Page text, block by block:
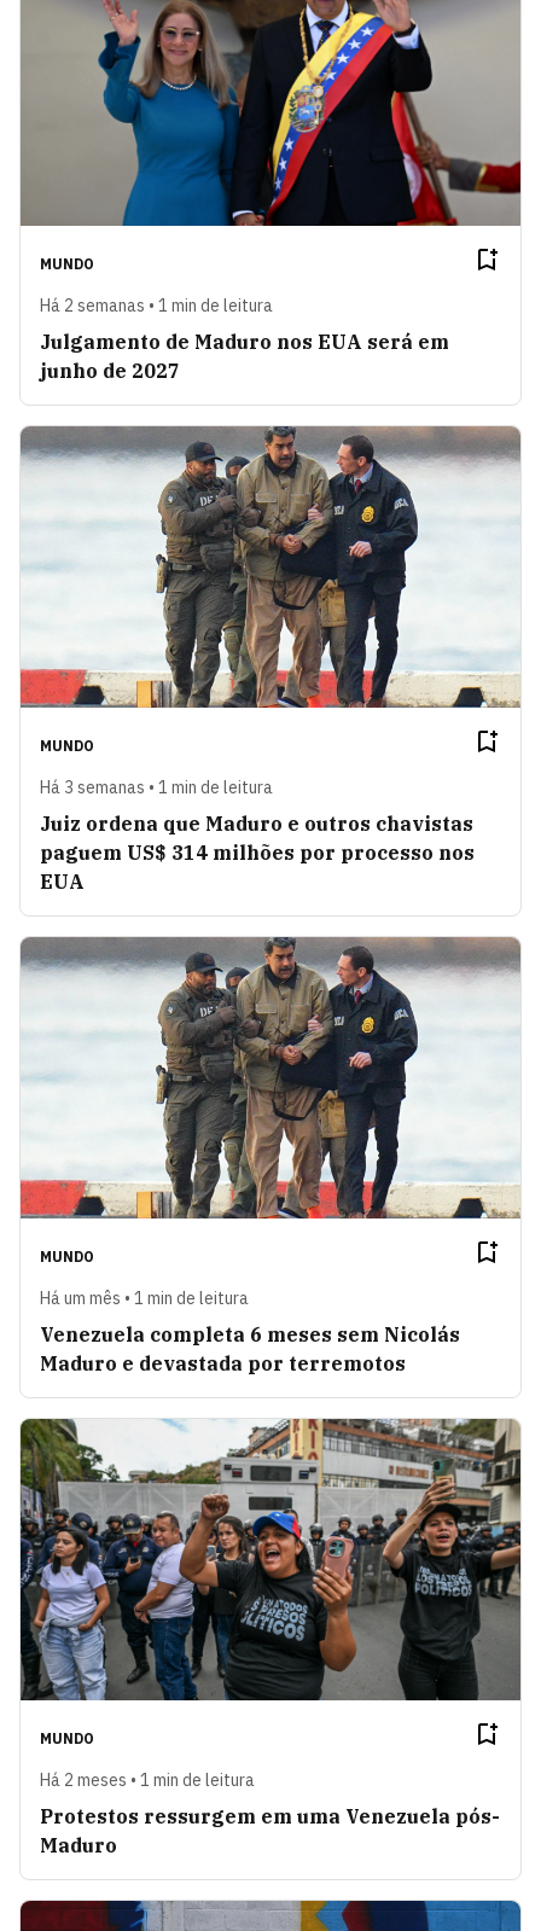
MUNDO
Há 2 semanas • 1 min de leitura
Julgamento de Maduro nos EUA será em
junho de 2027
MUNDO
Há 3 semanas • 1 min de leitura
Juiz ordena que Maduro e outros chavistas
paguem US$ 314 milhões por processo nos
EUA
MUNDO
Há um mês • 1 min de leitura
Venezuela completa 6 meses sem Nicolás
Maduro e devastada por terremotos
MUNDO
Há 2 meses • 1 min de leitura
Protestos ressurgem em uma Venezuela pós-
Maduro